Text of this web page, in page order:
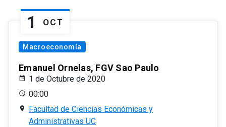
1 OCT
Macroeconomía
Emanuel Ornelas, FGV Sao Paulo
1 de Octubre de 2020
00:00
Facultad de Ciencias Económicas y
Administrativas UC